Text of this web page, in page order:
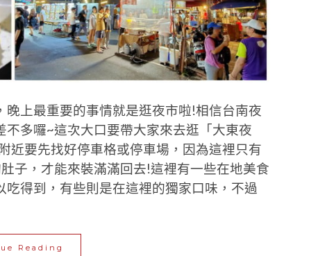
上最重要的事情就是逛夜市啦!相信台南夜
多囉~這次大口要帶大家來去逛「大東夜
近要先找好停車格或停車場，因為這裡只有
子，才能來裝滿滿回去!這裡有一些在地美食
得到，有些則是在這裡的獨家口味，不過
Reading